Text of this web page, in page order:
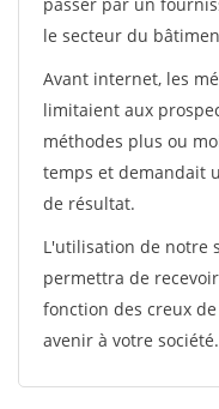
le secteur du
Avant internet, les
limitaient aux
méthodes plus ou
temps et demandait
de résultat.
L'utilisation de notre
permettra de
fonction des creux
avenir à votre société.